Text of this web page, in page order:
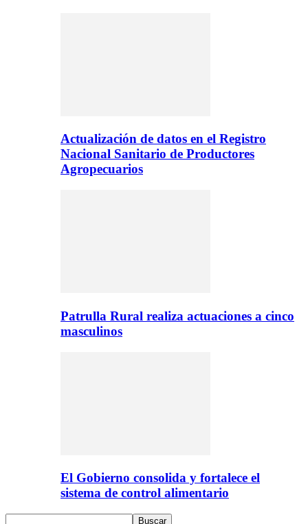
Actualización de datos en el Registro
Nacional Sanitario de Productores
Agropecuarios
Patrulla Rural realiza actuaciones a cinco
masculinos
El Gobierno consolida y fortalece el
sistema de control alimentario